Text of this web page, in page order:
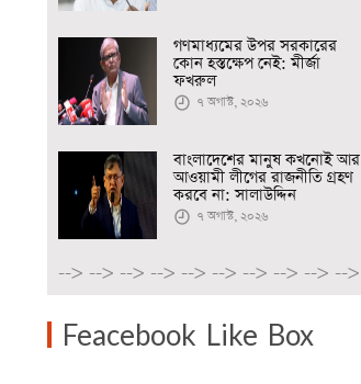
গণমাধ্যমের উপর সরকারের
কোন হস্তক্ষেপ নেই: মীর্জা
ফখরুল
৭ অগাস্ট, ২০২৬
বাংলাদেশের মানুষ কখনোই আর
আওয়ামী লীগের রাজনীতি গ্রহণ
করবে না: সালাউদ্দিন
৭ অগাস্ট, ২০২৬
--> --> --> --> --> --> --> --> --> -->
Feacebook Like Box